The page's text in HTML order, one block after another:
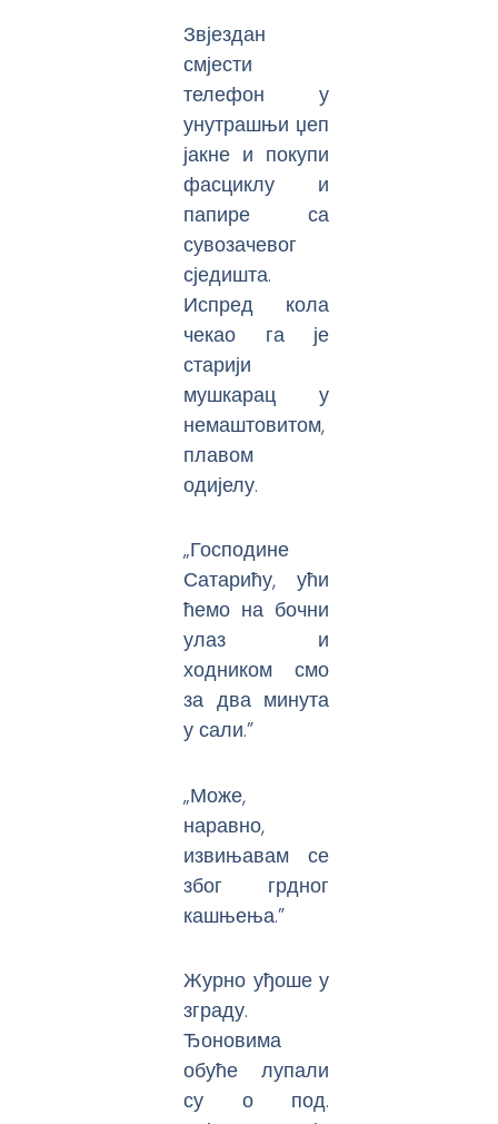
Звјездан
смјести
телефон у
унутрашњи џеп
јакне и покупи
фасциклу и
папире са
сувозачевог
сједишта.
Испред кола
чекао га је
старији
мушкарац у
немаштовитом,
плавом
одијелу.
„Господине
Сатарићу, ући
ћемо на бочни
улаз и
ходником смо
за два минута
у сали.”
„Може,
наравно,
извињавам се
због грдног
кашњења.”
Журно уђоше у
зграду.
Ђоновима
обуће лупали
су о под.